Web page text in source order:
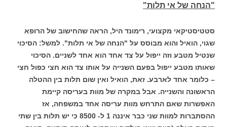
"הנחה של אי תלות"
סטטיסטיקאי מקצועי, רימונד היל, הראה שהחישוב של הרופא
שגוי, הואיל והוא מבוסס על "הנחה של אי תלות". למשל: הסיכוי
שנטיל מטבע וזה ייפול על צד אחד הוא אחד לשניים. הסיכוי
שאותו מטבע ייפול בפעם השנייה על אותו צד הוא חצי כפול חצי
– כלומר אחד לארבע. זאת, הואיל ואין שום תלות בין ההטלה
הראשונה והשנייה. אבל במקרה של מוות בעריסה קיימת
האפשרות שאם התרחש מוות עריסה אחד במשפחה, אז
ההסתברות למוות שני כבר איננה 1 ל- 8500 כי יש תלות בין שתי